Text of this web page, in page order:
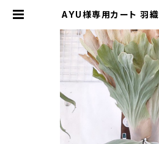
AYU様専用カート 羽織 | セレクトシ